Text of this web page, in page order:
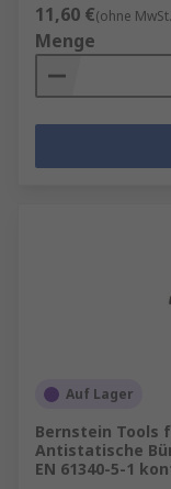
11,60 €(ohne
Menge
Auf Lager
Bernstein Tools
Antistatische
EN 61340-5-1